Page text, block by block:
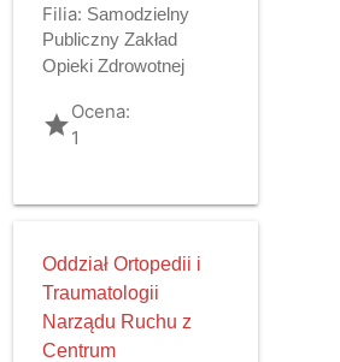
Filia: Samodzielny
Publiczny Zakład
Opieki Zdrowotnej
gradeOcena:
1
Oddział Ortopedii i
Traumatologii
Narządu Ruchu z
Centrum